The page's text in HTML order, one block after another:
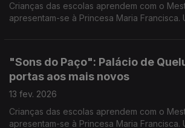
Crianças das escolas aprendem com o
apresentam-se à Princesa Maria Francisca.
"Sons do Paço": Palácio de
portas aos mais novos
13 fev. 2026
Crianças das escolas aprendem com o
apresentam-se à Princesa Maria Francisca.